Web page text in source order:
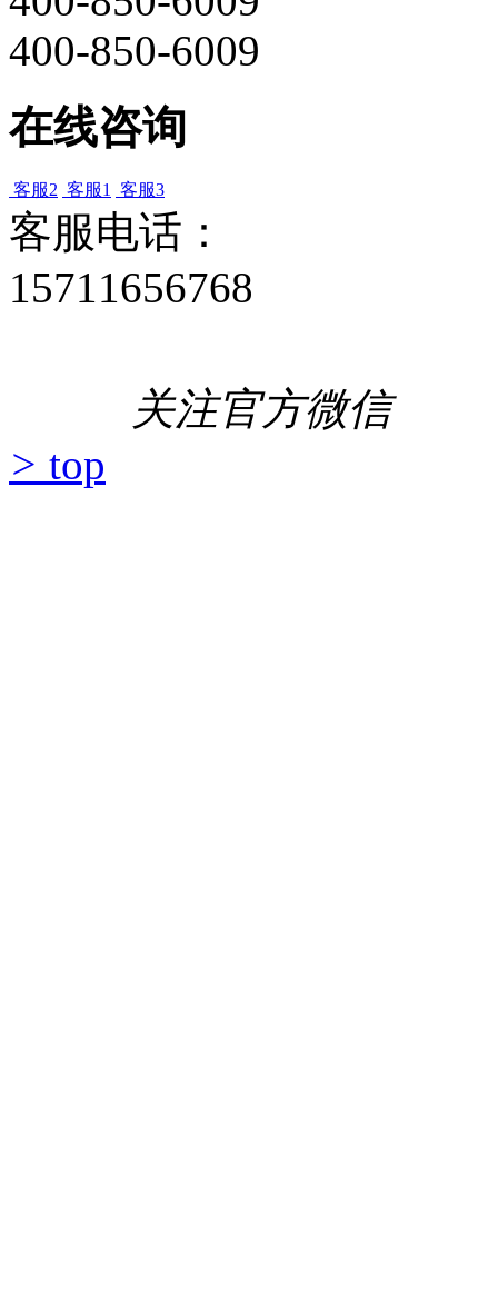
400-850-6009
在线咨询
客服2 客服1 客服3
客服电话：
15711656768
关注官方微信
> top